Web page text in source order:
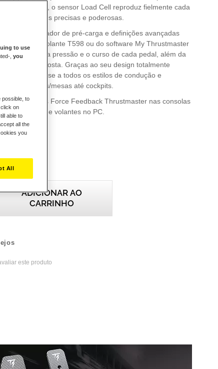
de 24 bits, o sensor Load Cell reproduz fielmente cada
para travagens precisas e poderosas.
um mostrador de pré-carga e definições avançadas
Dash do volante T598 ou do software My Thrustmaster
personalizar a pressão e o curso de cada pedal, além da
de resposta. Graças ao seu design totalmente
adapta-se a todos os estilos de condução e
secretárias/mesas até cockpits.
de volantes Force Feedback Thrustmaster nas consolas
as bases de volantes no PC.
ADICIONAR AO
CARRINHO
este produto
to use
, you
possible, to
on
able to
all the
you
All